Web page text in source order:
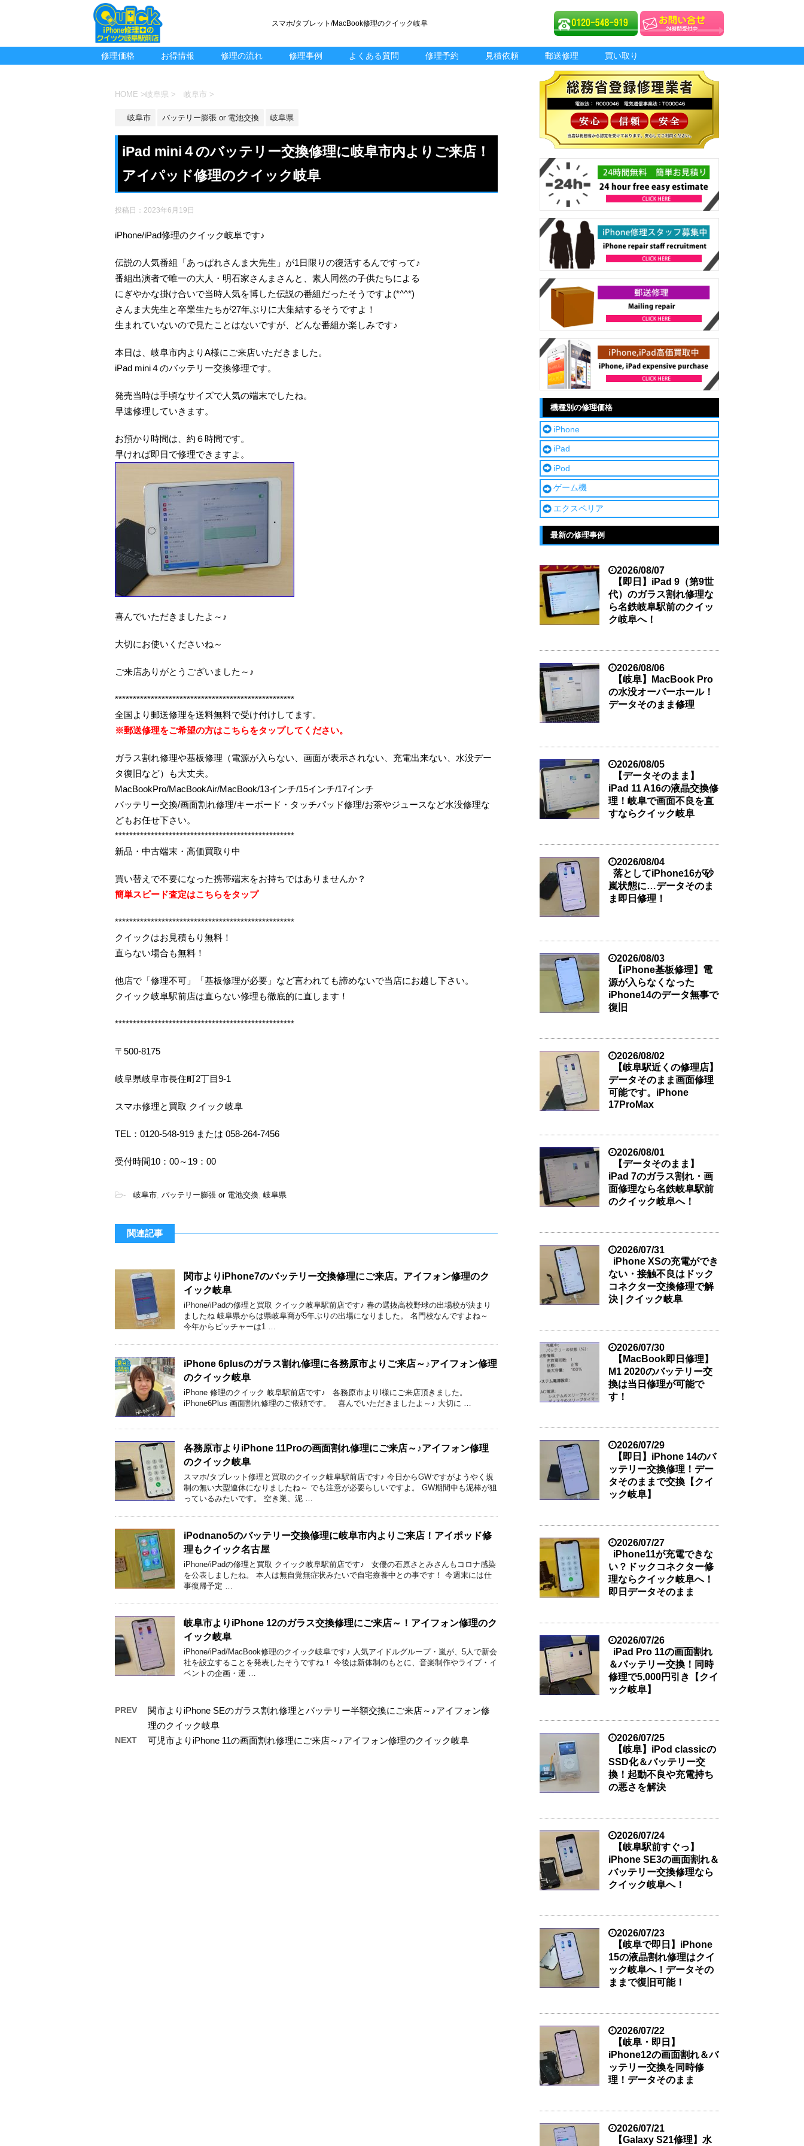
スマホ/タブレット/MacBook修理のクイック岐阜
修理価格 お得情報 修理の流れ 修理事例 よくある質問 修理予約 見積依頼 郵送修理 買い取り
HOME >岐阜県 > 岐阜市 >
岐阜市 バッテリー膨張 or 電池交換 岐阜県
iPad mini４のバッテリー交換修理に岐阜市内よりご来店！
アイパッド修理のクイック岐阜
投稿日： 2023年6月19日
iPhone/iPad修理のクイック岐阜です♪
伝説の人気番組「あっぱれさんま大先生」が1日限りの復活するんですって♪
番組出演者で唯一の大人・明石家さんまさんと、素人同然の子供たちによる
にぎやかな掛け合いで当時人気を博した伝説の番組だったそうですよ(*^^*)
さんま大先生と卒業生たちが27年ぶりに大集結するそうですよ！
生まれていないので見たことはないですが、どんな番組か楽しみです♪
本日は、岐阜市内よりA様にご来店いただきました。
iPad mini４のバッテリー交換修理です。
発売当時は手頃なサイズで人気の端末でしたね。
早速修理していきます。
お預かり時間は、約６時間です。
早ければ即日で修理できますよ。
喜んでいただきましたよ～♪
大切にお使いくださいね～
ご来店ありがとうございました～♪
**************************************************
全国より郵送修理を送料無料で受け付けしてます。
※郵送修理をご希望の方はこちらをタップしてください。
ガラス割れ修理や基板修理（電源が入らない、画面が表示されない、充電出来ない、水没デー
タ復旧など）も大丈夫。
MacBookPro/MacBookAir/MacBook/13インチ/15インチ/17インチ
バッテリー交換/画面割れ修理/キーボード・タッチパッド修理/お茶やジュースなど水没修理な
どもお任せ下さい。
**************************************************
新品・中古端末・高価買取り中
買い替えで不要になった携帯端末をお持ちではありませんか？
簡単スピード査定はこちらをタップ
**************************************************
クイックはお見積もり無料！
直らない場合も無料！
他店で「修理不可」「基板修理が必要」など言われても諦めないで当店にお越し下さい。
クイック岐阜駅前店は直らない修理も徹底的に直します！
**************************************************
〒500-8175
岐阜県岐阜市長住町2丁目9-1
スマホ修理と買取 クイック岐阜
TEL：0120-548-919 または 058-264-7456
受付時間10：00～19：00
- 岐阜市, バッテリー膨張 or 電池交換, 岐阜県
関連記事
関市よりiPhone7のバッテリー交換修理にご来店。アイフォン修理のク
イック岐阜
iPhone/iPadの修理と買取 クイック岐阜駅前店です♪ 春の選抜高校野球の出場校が決まり
ましたね 岐阜県からは県岐阜商が5年ぶりの出場になりました。 名門校なんですよね～
今年からピッチャーは1 …
iPhone 6plusのガラス割れ修理に各務原市よりご来店～♪アイフォン修理
のクイック岐阜
iPhone 修理のクイック 岐阜駅前店です♪ 各務原市よりI様にご来店頂きました。
iPhone6Plus 画面割れ修理のご依頼です。 喜んでいただきましたよ～♪ 大切に …
各務原市よりiPhone 11Proの画面割れ修理にご来店～♪アイフォン修理
のクイック岐阜
スマホ/タブレット修理と買取のクイック岐阜駅前店です♪ 今日からGWですがようやく規
制の無い大型連休になりましたね～ でも注意が必要らしいですよ。 GW期間中も泥棒が狙
っているみたいです。 空き巣、泥 …
iPodnano5のバッテリー交換修理に岐阜市内よりご来店！アイポッド修
理もクイック名古屋
iPhone/iPadの修理と買取 クイック岐阜駅前店です♪ 女優の石原さとみさんもコロナ感染
を公表しましたね。 本人は無自覚無症状みたいで自宅療養中との事です！ 今週末には仕
事復帰予定 …
岐阜市よりiPhone 12のガラス交換修理にご来店～！アイフォン修理のク
イック岐阜
iPhone/iPad/MacBook修理のクイック岐阜です♪ 人気アイドルグループ・嵐が、5人で新会
社を設立することを発表したそうですね！ 今後は新体制のもとに、音楽制作やライブ・イ
ベントの企画・運 …
PREV
関市よりiPhone SEのガラス割れ修理とバッテリー半額交換にご来店～♪アイフォン修
理のクイック岐阜
NEXT 可児市よりiPhone 11の画面割れ修理にご来店～♪アイフォン修理のクイック岐阜
機種別の修理価格
iPhone
iPad
iPod
ゲーム機
エクスペリア
最新の修理事例
2026/08/07
【即日】iPad 9（第9世
代）のガラス割れ修理な
ら名鉄岐阜駅前のクイッ
ク岐阜へ！
2026/08/06
【岐阜】MacBook Pro
の水没オーバーホール！
データそのまま修理
2026/08/05
【データそのまま】
iPad 11 A16の液晶交換修
理！岐阜で画面不良を直
すならクイック岐阜
2026/08/04
落としてiPhone16が砂
嵐状態に…データそのま
ま即日修理！
2026/08/03
【iPhone基板修理】電
源が入らなくなった
iPhone14のデータ無事で
復旧
2026/08/02
【岐阜駅近くの修理店】
データそのまま画面修理
可能です。iPhone
17ProMax
2026/08/01
【データそのまま】
iPad 7のガラス割れ・画
面修理なら名鉄岐阜駅前
のクイック岐阜へ！
2026/07/31
iPhone XSの充電ができ
ない・接触不良はドック
コネクター交換修理で解
決 | クイック岐阜
2026/07/30
【MacBook即日修理】
M1 2020のバッテリー交
換は当日修理が可能で
す！
2026/07/29
【即日】iPhone 14のバ
ッテリー交換修理！デー
タそのままで交換【クイ
ック岐阜】
2026/07/27
iPhone11が充電できな
い？ドックコネクター修
理ならクイック岐阜へ！
即日データそのまま
2026/07/26
iPad Pro 11の画面割れ
＆バッテリー交換！同時
修理で5,000円引き【クイ
ック岐阜】
2026/07/25
【岐阜】iPod classicの
SSD化＆バッテリー交
換！起動不良や充電持ち
の悪さを解決
2026/07/24
【岐阜駅前すぐっ】
iPhone SE3の画面割れ＆
バッテリー交換修理なら
クイック岐阜へ！
2026/07/23
【岐阜で即日】iPhone
15の液晶割れ修理はクイ
ック岐阜へ！データその
ままで復旧可能！
2026/07/22
【岐阜・即日】
iPhone12の画面割れ＆バ
ッテリー交換を同時修
理！データそのまま
2026/07/21
【Galaxy S21修理】水